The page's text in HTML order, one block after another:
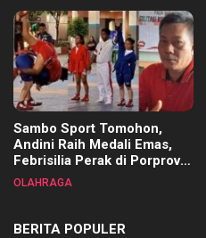
Sambo Sport Tomohon,
Andini Raih Medali Emas,
Febrisilia Perak di Porprov
Sulut 2025
OLAHRAGA
BERITA POPULER